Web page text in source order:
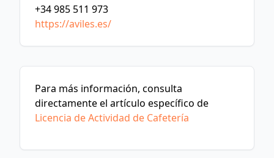
+34 985 511 973
https://aviles.es/
Para más información, consulta
directamente el artículo específico de
Licencia de Actividad de Cafetería